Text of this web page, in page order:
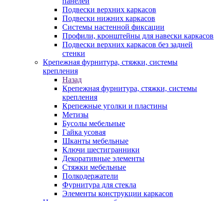
Подвески верхних каркасов
Подвески нижних каркасов
Системы настенной фиксации
Профили, кронштейны для навески каркасов
Подвески верхних каркасов без задней
стенки
Крепежная фурнитура, стяжки, системы
крепления
Назад
Крепежная фурнитура, стяжки, системы
крепления
Крепежные уголки и пластины
Метизы
Бусолы мебельные
Гайка усовая
Шканты мебельные
Ключи шестигранники
Декоративные элементы
Стяжки мебельные
Полкодержатели
Фурнитура для стекла
Элементы конструкции каркасов